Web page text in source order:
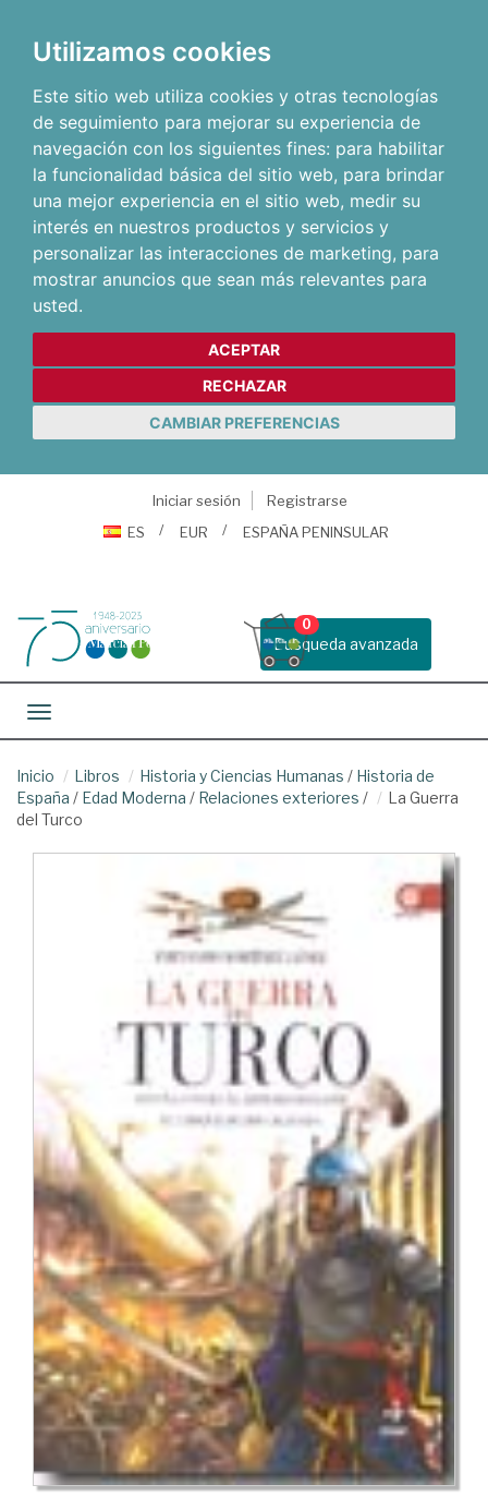
Utilizamos cookies
Este sitio web utiliza cookies y otras tecnologías
de seguimiento para mejorar su experiencia de
navegación con los siguientes fines: para habilitar
la funcionalidad básica del sitio web, para brindar
una mejor experiencia en el sitio web, medir su
interés en nuestros productos y servicios y
personalizar las interacciones de marketing, para
mostrar anuncios que sean más relevantes para
usted.
ACEPTAR
RECHAZAR
CAMBIAR PREFERENCIAS
Iniciar sesión
Registrarse
ES
EUR ESPAÑA PENINSULAR
Busqueda avanzada
0
Toggle navigation
Inicio Libros Historia y Ciencias Humanas / Historia de
España / Edad Moderna / Relaciones exteriores /
La Guerra
del Turco